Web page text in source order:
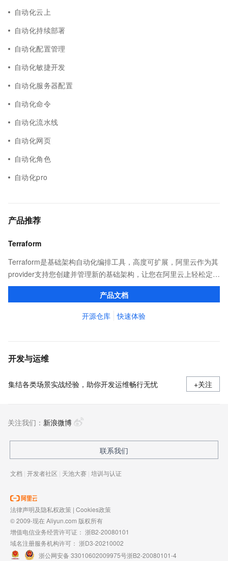
自动化云上
自动化持续部署
自动化配置管理
自动化敏捷开发
自动化服务器配置
自动化命令
自动化流水线
自动化网页
自动化角色
自动化pro
产品推荐
Terraform
Terraform是基础架构自动化编排工具，高度可扩展，阿里云作为其
provider支持您创建并管理新的基础架构，让您在阿里云上轻松定
义、预览和部署云资源，实现云上自动化需求。
产品文档
开源仓库 快速体验
开发与运维
集结各类场景实战经验，助你开发运维畅行无忧 +关注
关注我们： 新浪微博
联系我们
文档 | 开发者社区 | 天池大赛 | 培训与认证
法律声明及隐私权政策 | Cookies政策
© 2009-现在 Aliyun.com 版权所有
增值电信业务经营许可证： 浙B2-20080101
域名注册服务机构许可： 浙D3-20210002
浙公网安备 33010602009975号浙B2-20080101-4